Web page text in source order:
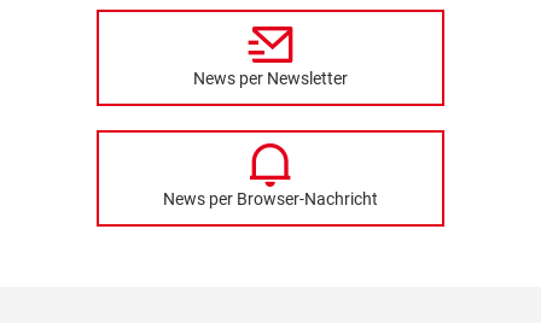
News per Newsletter
News per Browser-Nachricht